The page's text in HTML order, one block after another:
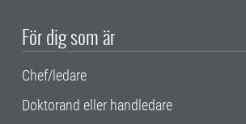
För dig som är
Chef/ledare
Doktorand eller handledare